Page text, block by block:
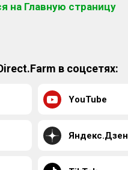
на Главную страницу
в соцсетях:
YouTube
Яндекс.Дзен